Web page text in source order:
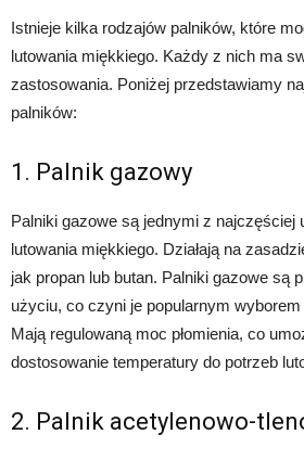
Istnieje kilka rodzajów palników, które
lutowania miękkiego. Każdy z nich ma
zastosowania. Poniżej przedstawiamy
palników:
1. Palnik gazowy
Palniki gazowe są jednymi z najczęściej
lutowania miękkiego. Działają na
jak propan lub butan. Palniki gazowe są
użyciu, co czyni je popularnym
Mają regulowaną moc płomienia, co
dostosowanie temperatury do potrzeb
2. Palnik acetylenowo-